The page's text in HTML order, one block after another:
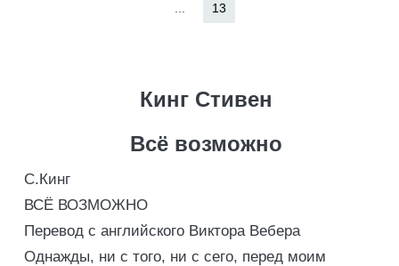
13
Кинг Стивен
Всё возможно
С.Кинг
ВСЁ ВОЗМОЖНО
Перевод с английского Виктора Вебера
Однажды, ни с того, ни с сего, перед моим